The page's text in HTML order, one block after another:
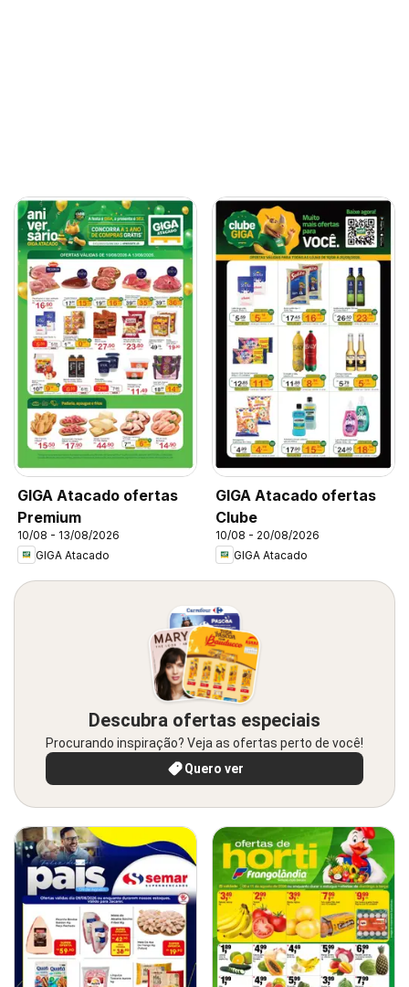
GIGA Atacado ofertas
Premium
10/08 - 13/08/2026
GIGA Atacado
GIGA Atacado ofertas
Clube
10/08 - 20/08/2026
GIGA Atacado
Descubra ofertas especiais
Procurando inspiração? Veja as ofertas perto de você!
Quero ver